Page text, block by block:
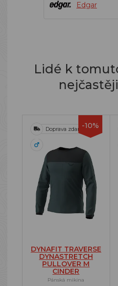
Edgar
Lidé k
-10%
Doprava zdarma
DYNAFIT TRAVERSE
DYNASTRETCH
PULLOVER M
CINDER
Pánská mikina